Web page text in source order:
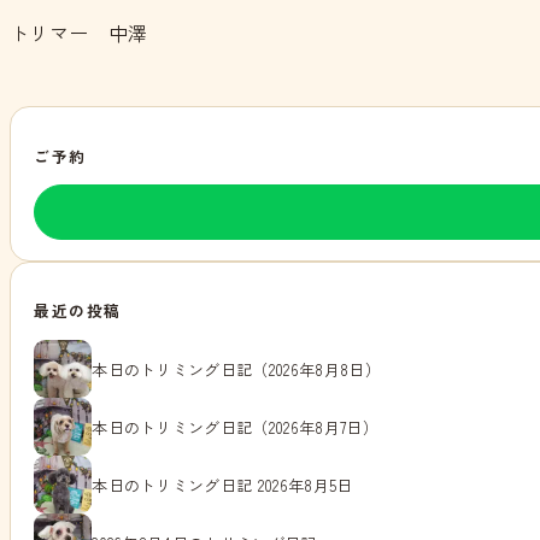
トリマー 中澤
ご予約
最近の投稿
本日のトリミング日記（2026年8月8日）
本日のトリミング日記（2026年8月7日）
本日のトリミング日記 2026年8月5日